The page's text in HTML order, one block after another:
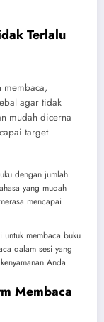
Terlalu
membaca,
agar tidak
mudah dicerna
target
dengan jumlah
yang mudah
mencapai
untuk membaca buku
dalam sesi yang
Anda.
Membaca